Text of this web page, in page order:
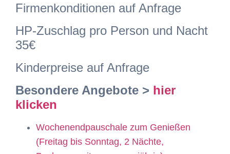
Firmenkonditionen auf Anfrage
HP-Zuschlag pro Person und Nacht
35€
Kinderpreise auf Anfrage
Besondere Angebote > hier
klicken
Wochenendpauschale zum Genießen
(Freitag bis Sonntag, 2 Nächte,